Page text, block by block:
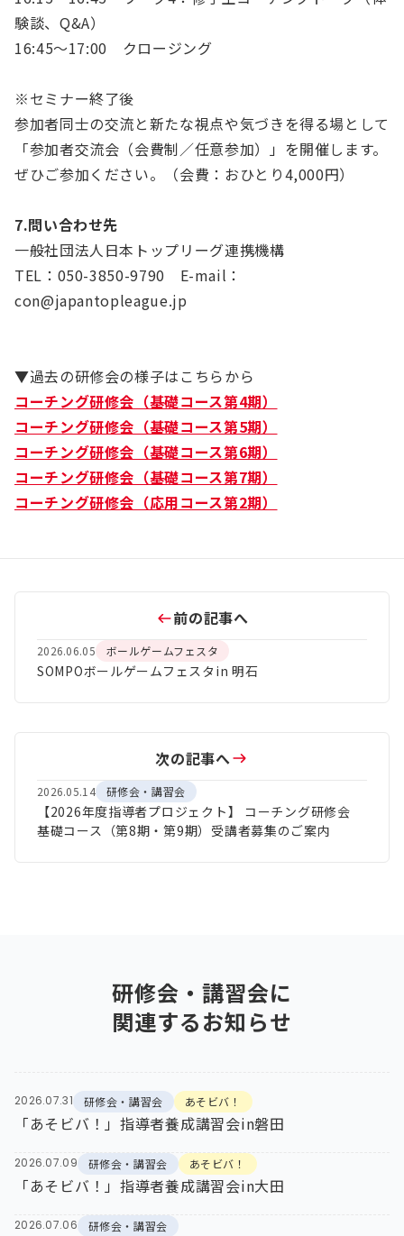
験談、Q&A）
16:45～17:00 クロージング
※セミナー終了後
参加者同士の交流と新たな視点や気づきを得る場として
「参加者交流会（会費制／任意参加）」を開催します。
ぜひご参加ください。（会費：おひとり4,000円）
7.問い合わせ先
一般社団法人日本トップリーグ連携機構
TEL：050-3850-9790 E-mail：
con@japantopleague.jp
▼過去の研修会の様子はこちらから
コーチング研修会（基礎コース第4期）
コーチング研修会（基礎コース第5期）
コーチング研修会（基礎コース第6期）
コーチング研修会（基礎コース第7期）
コーチング研修会（応用コース第2期）
前の記事へ
2026.06.05 ボールゲームフェスタ
SOMPOボールゲームフェスタin 明石
次の記事へ
2026.05.14 研修会・講習会
【2026年度指導者プロジェクト】 コーチング研修会
基礎コース（第8期・第9期）受講者募集のご案内
研修会・講習会に
関連するお知らせ
2026.07.31 研修会・講習会 あそビバ！
「あそビバ！」指導者養成講習会in磐田
2026.07.09 研修会・講習会 あそビバ！
「あそビバ！」指導者養成講習会in大田
2026.07.06 研修会・講習会